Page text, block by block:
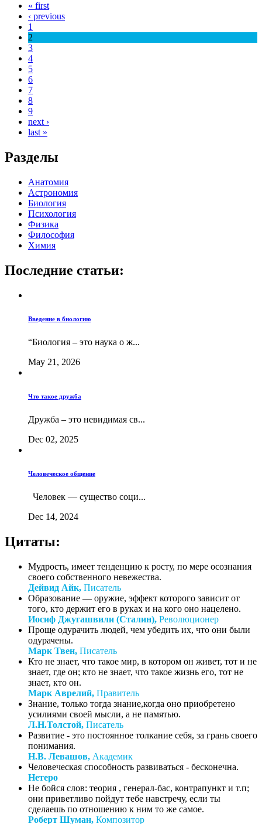
« first
‹ previous
1
2
3
4
5
6
7
8
9
next ›
last »
Разделы
Анатомия
Астрономия
Биология
Психология
Физика
Философия
Химия
Последние статьи:
Введение в биологию
“Биология – это наука о ж...
May 21, 2026
Что такое дружба
Дружба – это невидимая св...
Dec 02, 2025
Человеческое общение
Человек — существо соци...
Dec 14, 2024
Цитаты:
Мудрость, имеет тенденцию к росту, по мере осознания
своего собственного невежества.
Дейвид Айк, Писатель
Образование — оружие, эффект которого зависит от
того, кто держит его в руках и на кого оно нацелено.
Иосиф Джугашвили (Сталин), Революционер
Проще одурачить людей, чем убедить их, что они были
одурачены.
Марк Твен, Писатель
Кто не знает, что такое мир, в котором он живет, тот и не
знает, где он; кто не знает, что такое жизнь его, тот не
знает, кто он.
Марк Аврелий, Правитель
Знание, только тогда знание,когда оно приобретено
усилиями своей мысли, а не памятью.
Л.Н.Толстой, Писатель
Развитие - это постоянное толкание себя, за грань своего
понимания.
Н.В. Левашов, Академик
Человеческая способность развиваться - бесконечна.
Нетеро
Не бойся слов: теория , генерал-бас, контрапункт и т.п;
они приветливо пойдут тебе навстречу, если ты
сделаешь по отношению к ним то же самое.
Роберт Шуман, Композитор